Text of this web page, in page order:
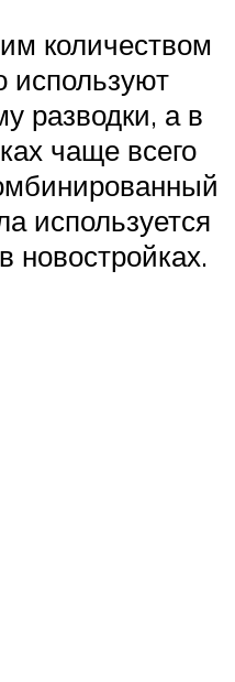
количеством
используют
разводки, а в
чаще всего
используется
новостройках.